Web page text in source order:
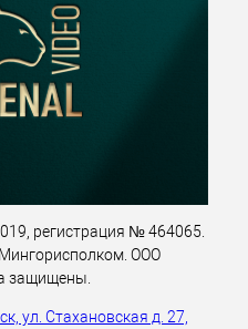
регистрация № 464065.
ООО
защищены.
ул. Стахановская д. 27,